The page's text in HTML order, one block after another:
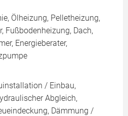
Ölheizung, Pelletheizung,
Fußbodenheizung, Dach,
Energieberater,
/ Einbau,
Abgleich,
Dämmung /